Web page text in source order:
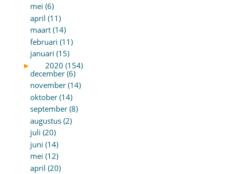
mei (6)
april (11)
maart (14)
februari (11)
januari (15)
►
2020 (154)
december (6)
november (14)
oktober (14)
september (8)
augustus (2)
juli (20)
juni (14)
mei (12)
april (20)